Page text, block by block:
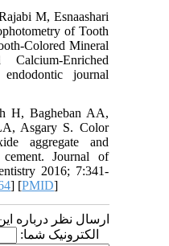
M, Esnaashari
of Tooth
Colored Mineral
Calcium-Enriched
endodontic journal
H, Bagheban AA,
LA, Asgary S. Color
aggregate and
cement. Journal of
2016; 7:341-
] [PMID
ارسال نظر درباره
الکترونیک شما: